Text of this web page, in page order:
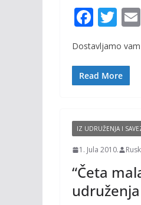
F
ac
e
b
o
k
T
itt
er
Dostavljamo
Read More
IZ UDRUŽENJA I
1. Jula 2010.
“Četa